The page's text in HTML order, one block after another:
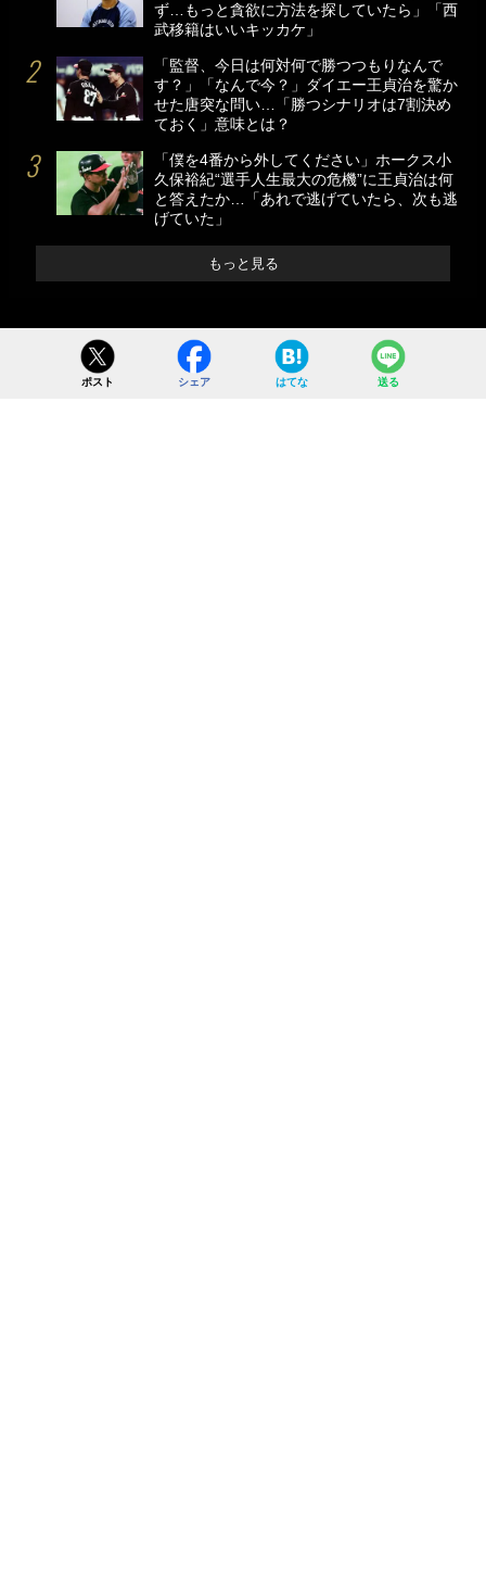
ず…もっと貪欲に方法を探していたら」「西
武移籍はいいキッカケ」
「監督、今日は何対何で勝つつもりなんで
す？」「なんで今？」ダイエー王貞治を驚か
せた唐突な問い…「勝つシナリオは7割決め
ておく」意味とは？
「僕を4番から外してください」ホークス小
久保裕紀“選手人生最大の危機”に王貞治は何
と答えたか…「あれで逃げていたら、次も逃
げていた」
もっと見る
ポスト シェア はてな 送る